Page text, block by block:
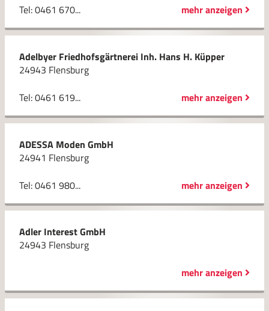
Tel: 0461 670...
mehr anzeigen
Adelbyer Friedhofsgärtnerei Inh. Hans H. Küpper
24943 Flensburg
Tel: 0461 619...
mehr anzeigen
ADESSA Moden GmbH
24941 Flensburg
Tel: 0461 980...
mehr anzeigen
Adler Interest GmbH
24943 Flensburg
mehr anzeigen